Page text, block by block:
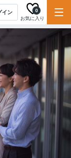
イン
お気に入り
0